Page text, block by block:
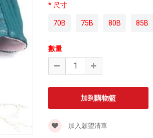
尺寸
70B 75B 80B 85B
數量
加入願望清單